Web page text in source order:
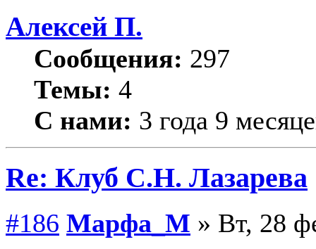
Алексей П.
Сообщения: 297
Темы: 4
С нами: 3 года 9
Re: Клуб С.Н. Лазарева
#186 Марфа_М » Вт, 28